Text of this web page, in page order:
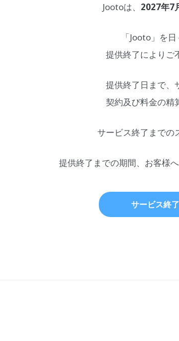
Jootoは、 2027年7
「Jooto」を
提供終了によりご
提供終了日まで、
契約及び料金の精
サービス終了までの
提供終了までの期間、お客様
サービス終